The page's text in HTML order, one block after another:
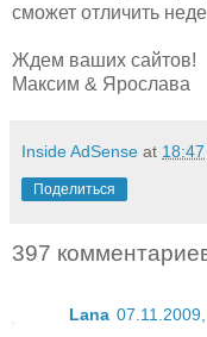
сможет отличить
Ждем ваших сайтов!
Максим & Ярослава
Inside AdSense at 18:47
Поделиться
397
Lana